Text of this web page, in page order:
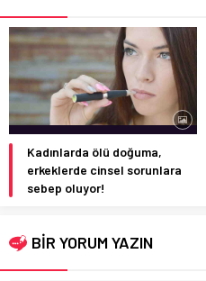
Kadınlarda ölü doğuma,
erkeklerde cinsel sorunlara
sebep oluyor!
BİR YORUM YAZIN